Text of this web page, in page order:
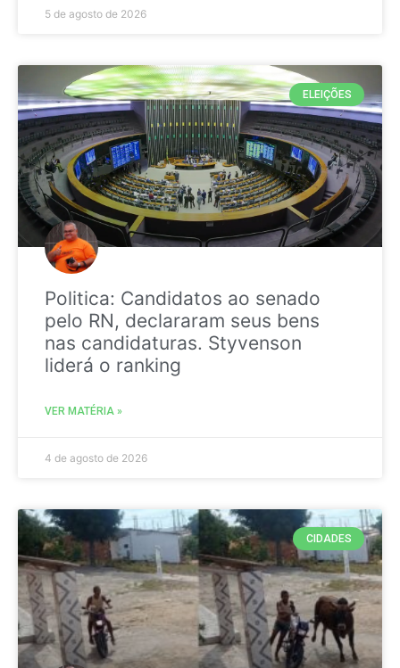
5 de agosto de 2026
ELEIÇÕES
Politica: Candidatos ao senado
pelo RN, declararam seus bens
nas candidaturas. Styvenson
liderá o ranking
VER MATÉRIA »
4 de agosto de 2026
CIDADES